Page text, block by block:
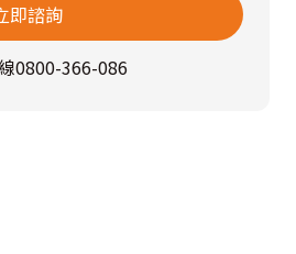
即諮詢
0800-366-086